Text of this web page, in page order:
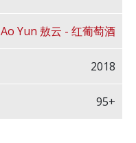
2018
Ao Yun 敖云 - 红葡萄酒
95+